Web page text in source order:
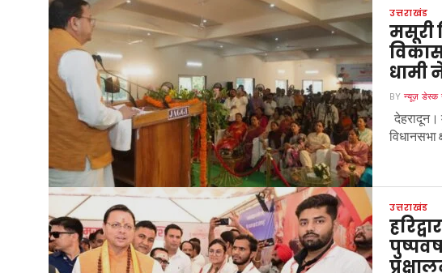
उत्तराखंड
मसूरी
धामी
BYन्यूज़ डेस्क
देहरादून।
उत्तराखंड